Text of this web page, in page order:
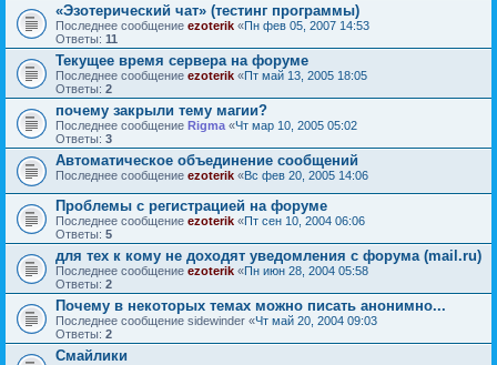
«Эзотерический чат» (тестинг программы)
Последнее сообщение ezoterik «Пн фев 05, 2007 14:53
Ответы: 11
Текущее время сервера на форуме
Последнее сообщение ezoterik «Пт май 13, 2005 18:05
Ответы: 2
почему закрыли тему магии?
Последнее сообщение Rigma «Чт мар 10, 2005 05:02
Ответы: 3
Автоматическое объединение сообщений
Последнее сообщение ezoterik «Вс фев 20, 2005 14:06
Проблемы с регистрацией на форуме
Последнее сообщение ezoterik «Пт сен 10, 2004 06:06
Ответы: 5
для тех к кому не доходят уведомления с форума (mail.ru)
Последнее сообщение ezoterik «Пн июн 28, 2004 05:58
Ответы: 2
Почему в некоторых темах можно писать анонимно...
Последнее сообщение sidewinder «Чт май 20, 2004 09:03
Ответы: 2
Смайлики